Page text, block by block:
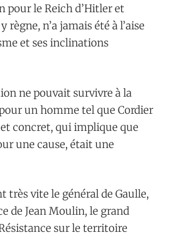
pour le Reich d’Hitler et
règne, n’a jamais été à l’aise
et ses inclinations
ne pouvait survivre à la
un homme tel que Cordier
concret, qui implique que
une cause, était une
très vite le général de Gaulle,
de Jean Moulin, le grand
sur le territoire